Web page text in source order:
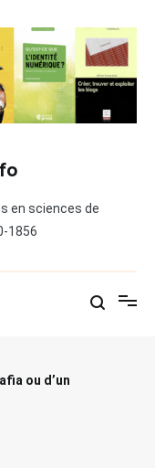
en sciences de
1856
ou d’un